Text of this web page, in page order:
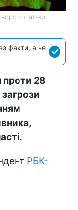
атаки
факти, а не
проти 28
загрози
РБК-